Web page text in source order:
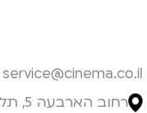
service@cinema.co.il
רחוב הארבעה 5, תל אביב